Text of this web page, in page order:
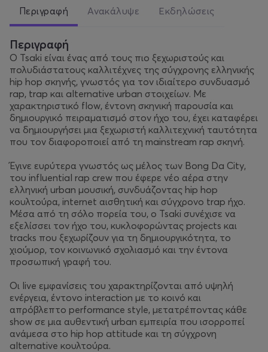
Περιγραφή Ανακάλυψε Εκδηλώσεις
Περιγραφή
Ο Tsaki είναι ένας από τους πιο ξεχωριστούς και
πολυδιάστατους καλλιτέχνες της σύγχρονης ελληνικής
hip hop σκηνής, γνωστός για τον ιδιαίτερο συνδυασμό
rap, trap και alternative urban στοιχείων. Με
χαρακτηριστικό flow, έντονη σκηνική παρουσία και
δημιουργικό πειραματισμό στον ήχο του, έχει καταφέρει
να δημιουργήσει μια ξεχωριστή καλλιτεχνική ταυτότητα
που τον διαφοροποιεί από τη mainstream rap σκηνή.
Έγινε ευρύτερα γνωστός ως μέλος των Bong Da City,
του influential rap crew που έφερε νέο αέρα στην
ελληνική urban μουσική, συνδυάζοντας hip hop
κουλτούρα, internet αισθητική και σύγχρονο trap ήχο.
Μέσα από τη σόλο πορεία του, ο Tsaki συνέχισε να
εξελίσσει τον ήχο του, κυκλοφορώντας projects και
tracks που ξεχωρίζουν για τη δημιουργικότητα, το
χιούμορ, τον κοινωνικό σχολιασμό και την έντονα
προσωπική γραφή του.
Οι live εμφανίσεις του χαρακτηρίζονται από υψηλή
ενέργεια, έντονο interaction με το κοινό και
απρόβλεπτο performance style, μετατρέποντας κάθε
show σε μια αυθεντική urban εμπειρία που ισορροπεί
ανάμεσα στο hip hop attitude και τη σύγχρονη
alternative κουλτούρα.